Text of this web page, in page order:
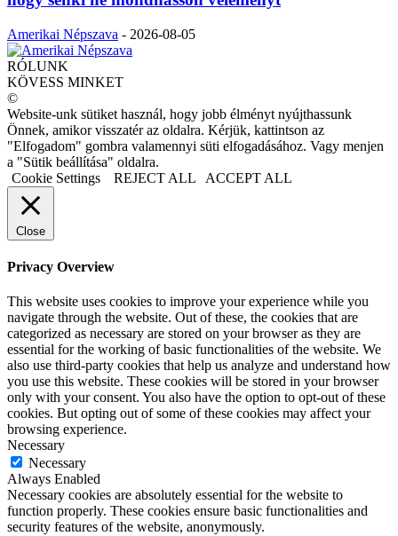
Amerikai Népszava - 2026-08-05
RÓLUNK
KÖVESS MINKET
©
Website-unk sütiket használ, hogy jobb élményt nyújthassunk
Önnek, amikor visszatér az oldalra. Kérjük, kattintson az
"Elfogadom" gombra valamennyi süti elfogadásához. Vagy menjen
a "Sütik beállítása" oldalra.
Cookie Settings
REJECT ALL ACCEPT ALL
Close
Privacy Overview
This website uses cookies to improve your experience while you
navigate through the website. Out of these, the cookies that are
categorized as necessary are stored on your browser as they are
essential for the working of basic functionalities of the website. We
also use third-party cookies that help us analyze and understand how
you use this website. These cookies will be stored in your browser
only with your consent. You also have the option to opt-out of these
cookies. But opting out of some of these cookies may affect your
browsing experience.
Necessary
Necessary
Always Enabled
Necessary cookies are absolutely essential for the website to
function properly. These cookies ensure basic functionalities and
security features of the website, anonymously.